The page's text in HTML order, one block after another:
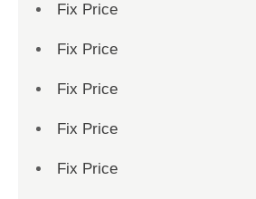
Fix Price
Fix Price
Fix Price
Fix Price
Fix Price